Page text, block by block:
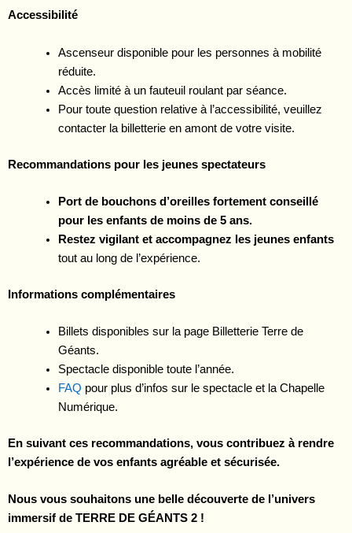
Accessibilité
Ascenseur disponible pour les personnes à mobilité
réduite.
Accès limité à un fauteuil roulant par séance.
Pour toute question relative à l’accessibilité, veuillez
contacter la billetterie en amont de votre visite.
Recommandations pour les jeunes spectateurs
Port de bouchons d’oreilles fortement conseillé
pour les enfants de moins de 5 ans.
Restez vigilant et accompagnez les jeunes enfants
tout au long de l’expérience.
Informations complémentaires
Billets disponibles sur la page Billetterie Terre de
Géants.
Spectacle disponible toute l’année.
FAQ pour plus d’infos sur le spectacle et la Chapelle
Numérique.
En suivant ces recommandations, vous contribuez à rendre
l’expérience de vos enfants agréable et sécurisée.
Nous vous souhaitons une belle découverte de l’univers
immersif de TERRE DE GÉANTS 2 !